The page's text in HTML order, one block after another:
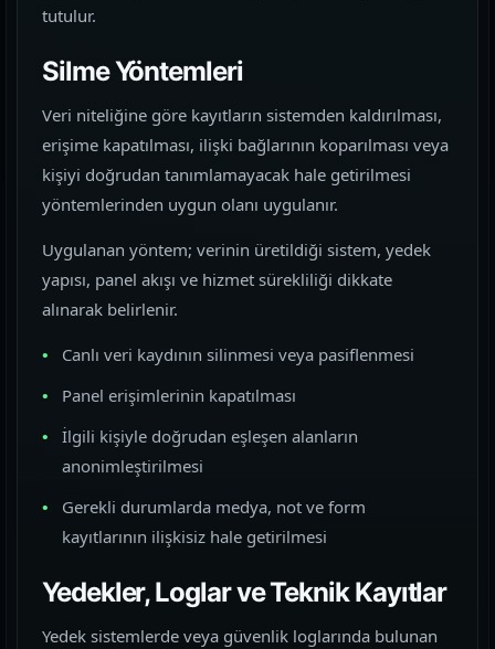
tutulur.
Silme Yöntemleri
Veri niteliğine göre kayıtların sistemden kaldırılması,
erişime kapatılması, ilişki bağlarının koparılması veya
kişiyi doğrudan tanımlamayacak hale getirilmesi
yöntemlerinden uygun olanı uygulanır.
Uygulanan yöntem; verinin üretildiği sistem, yedek
yapısı, panel akışı ve hizmet sürekliliği dikkate
alınarak belirlenir.
Canlı veri kaydının silinmesi veya pasiflenmesi
Panel erişimlerinin kapatılması
İlgili kişiyle doğrudan eşleşen alanların
anonimleştirilmesi
Gerekli durumlarda medya, not ve form
kayıtlarının ilişkisiz hale getirilmesi
Yedekler, Loglar ve Teknik Kayıtlar
Yedek sistemlerde veya güvenlik loglarında bulunan